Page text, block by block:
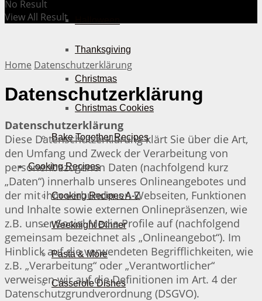
Thanksgiving
Christmas
Christmas Cookies
Bake Together Recipes
Cooking Recipes
Cooking Recipes A-Z
Weeknight Dinner
Pasta & More
Casserole Dishes
No Result
View All Result
Home Datenschutzerklärung
Datenschutzerklärung
Datenschutzerklärung
Diese Datenschutzerklärung klärt Sie über die Art,
den Umfang und Zweck der Verarbeitung von
personenbezogenen Daten (nachfolgend kurz
„Daten“) innerhalb unseres Onlineangebotes und
der mit ihm verbundenen Webseiten, Funktionen
und Inhalte sowie externen Onlinepräsenzen, wie
z.B. unser Social Media Profile auf (nachfolgend
gemeinsam bezeichnet als „Onlineangebot“). Im
Hinblick auf die verwendeten Begrifflichkeiten, wie
z.B. „Verarbeitung“ oder „Verantwortlicher“
verweisen wir auf die Definitionen im Art. 4 der
Datenschutzgrundverordnung (DSGVO).